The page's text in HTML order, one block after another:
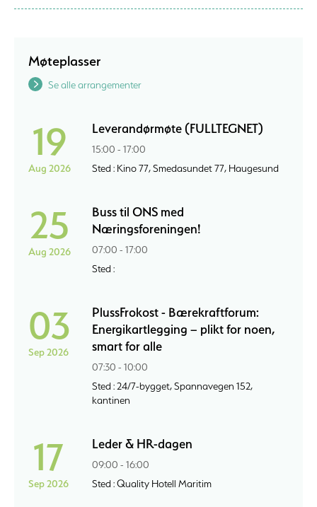
Møteplasser
Se alle arrangementer
19
Aug 2026
Leverandørmøte (FULLTEGNET)
15:00 - 17:00
Sted : Kino 77, Smedasundet 77, Haugesund
25
Aug 2026
Buss til ONS med
Næringsforeningen!
07:00 - 17:00
Sted :
03
Sep 2026
PlussFrokost - Bærekraftforum:
Energikartlegging – plikt for noen,
smart for alle
07:30 - 10:00
Sted : 24/7-bygget, Spannavegen 152,
kantinen
17
Sep 2026
Leder & HR-dagen
09:00 - 16:00
Sted : Quality Hotell Maritim